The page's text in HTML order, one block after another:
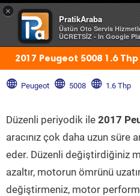
×
PratikAraba
Üstün Oto Servis
ÜCRETSİZ - In Google
2017 Peugeot 5008 1.6 Thp
Peugeot 5008 1.6 Thp
Düzenli periyodik ile 2017
aracınız çok daha uzun süre
eder. Düzenli değiştirdiğiniz
azaltır, motorun ömrünü
değiştirmeniz, motor